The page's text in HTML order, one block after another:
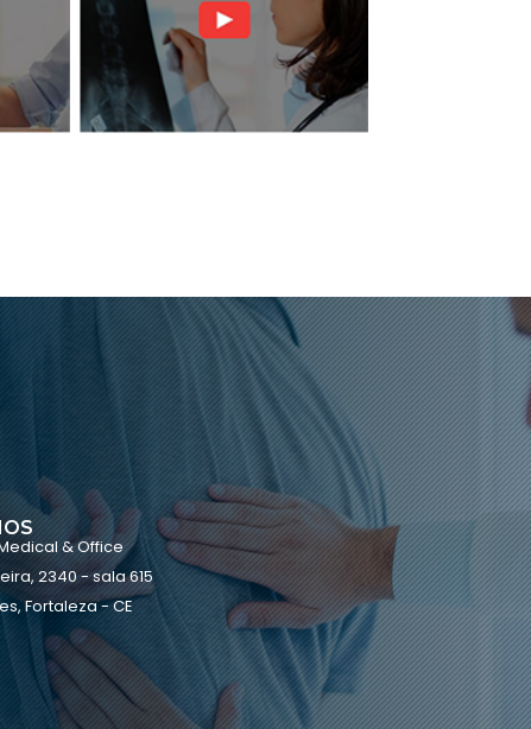
& Office
2340 - sala 615
Fortaleza - CE